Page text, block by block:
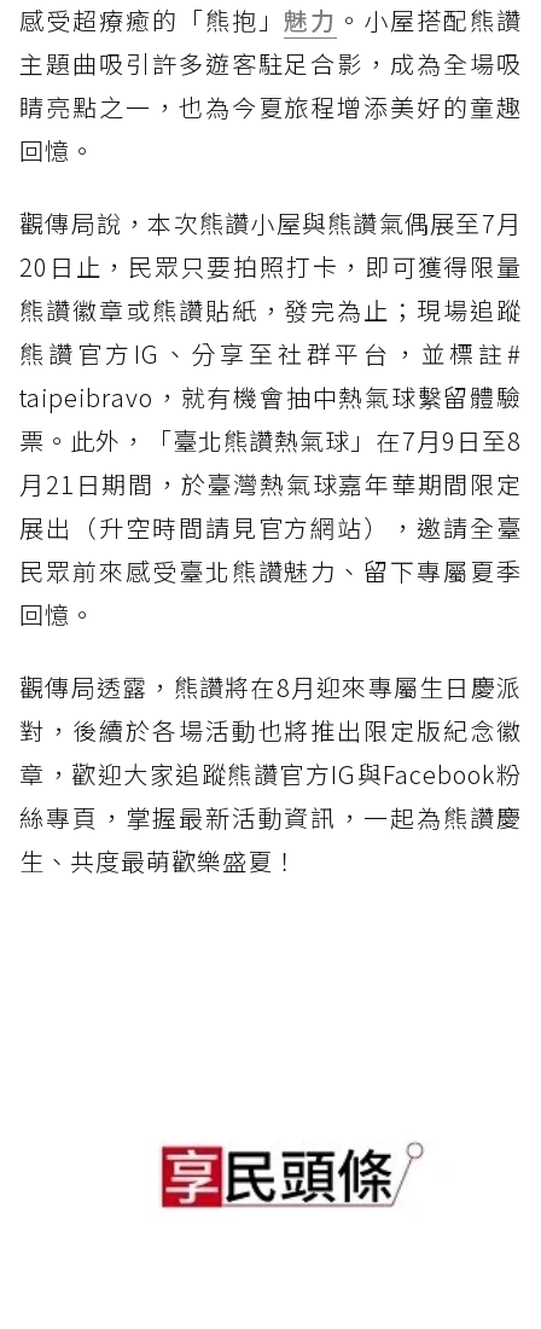
感受超療癒的「熊抱」 魅力 。小屋搭配熊讚
主題曲吸引許多遊客駐足合影，成為全場吸
睛亮點之一，也為今夏旅程增添美好的童趣
回憶。
觀傳局說，本次熊讚小屋與熊讚氣偶展至7月
20日止，民眾只要拍照打卡，即可獲得限量
熊讚徽章或熊讚貼紙，發完為止；現場追蹤
熊讚官方IG、分享至社群平台，並標註#
taipeibravo，就有機會抽中熱氣球繫留體驗
票。此外，「臺北熊讚熱氣球」在7月9日至8
月21日期間，於臺灣熱氣球嘉年華期間限定
展出（升空時間請見官方網站），邀請全臺
民眾前來感受臺北熊讚魅力、留下專屬夏季
回憶。
觀傳局透露，熊讚將在8月迎來專屬生日慶派
對，後續於各場活動也將推出限定版紀念徽
章，歡迎大家追蹤熊讚官方IG與Facebook粉
絲專頁，掌握最新活動資訊，一起為熊讚慶
生、共度最萌歡樂盛夏！